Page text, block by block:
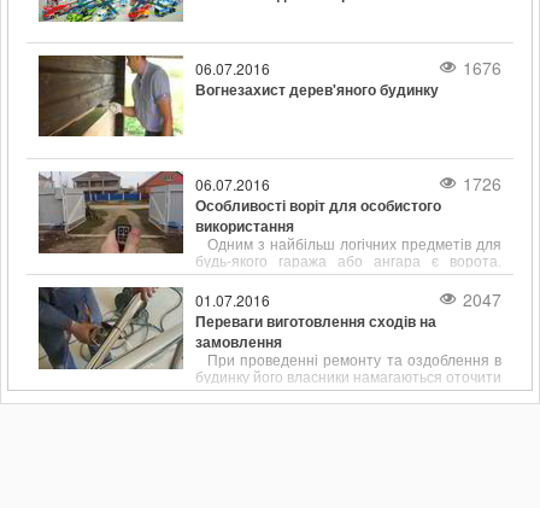
06.07.2016 1676
Вогнезахист дерев'яного будинку
06.07.2016 1726
Особливості воріт для особистого
використання
Одним з найбільш логічних предметів для
будь-якого гаража або ангара є ворота.
Незважаючи на те, що вибір конструкцій цих
виробів досить обмежений, з кожним днем
покупцям стає все складніше визначитися зі
своєю покупкою.
01.07.2016 2047
Переваги виготовлення сходів на
замовлення
При проведенні ремонту та оздоблення в
будинку його власники намагаються оточити
себе якісними, зручними і функціональними